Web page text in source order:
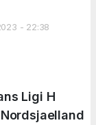
- 22:38
Ligi H
Nordsjaelland